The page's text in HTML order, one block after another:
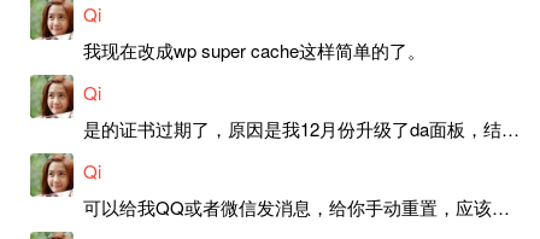
Qi
我现在改成wp super cache这样简单的了。
Qi
是的证书过期了，原因是我12月份升级了da面板，结果后台证书就不更新了，目前还在排查问题。切换PHP版本现在没有了，因为DA新版不支持。
Qi
可以给我QQ或者微信发消息，给你手动重置，应该是服务器插件有问题了，这个wp的主题太老了，导致现在好多的问题，网站的签到功能也是因为这个原因导致的。